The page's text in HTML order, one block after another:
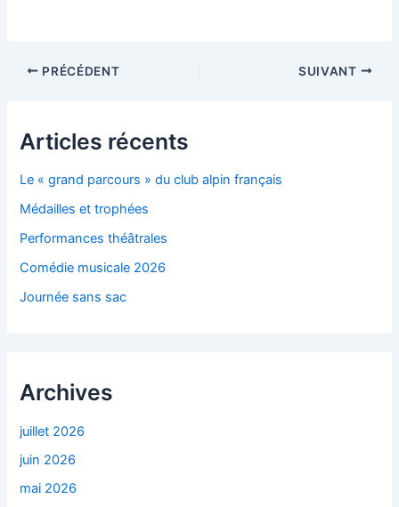
NavigationPRÉCÉDENT SUIVANT
Articles récents
Le « grand parcours » du club alpin français
Médailles et trophées
Performances théâtrales
Comédie musicale 2026
Journée sans sac
Archives
juillet 2026
juin 2026
mai 2026